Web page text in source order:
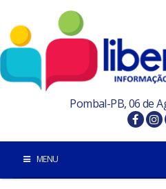
Pombal-PB, 06 de
MENU